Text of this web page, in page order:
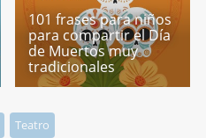
101 frases para niños
para compartir el Día
de Muertos muy
tradicionales
Teatro